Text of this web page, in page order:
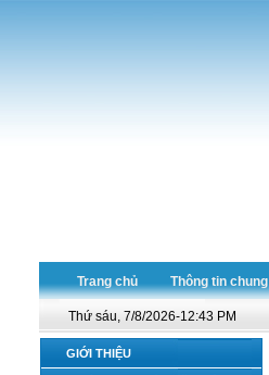
Trang chủ Thông tin chung
Thứ sáu, 7/8/2026-12:43 PM
GIỚI THIỆU